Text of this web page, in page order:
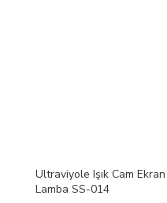
Ultraviyole Işık Cam
Lamba SS-014